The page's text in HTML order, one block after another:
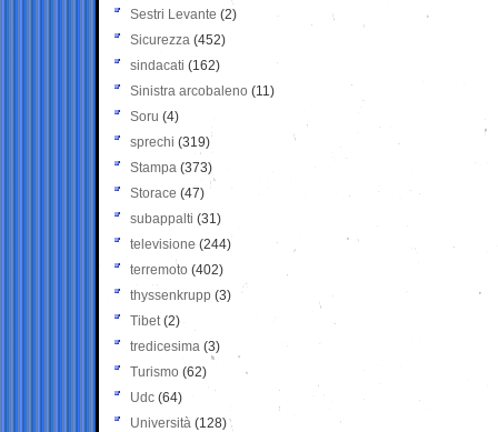
Sestri Levante (2)
Sicurezza (452)
sindacati (162)
Sinistra arcobaleno (11)
Soru (4)
sprechi (319)
Stampa (373)
Storace (47)
subappalti (31)
televisione(244)
terremoto (402)
thyssenkrupp (3)
Tibet(2)
tredicesima (3)
Turismo (62)
Udc (64)
Università (128)